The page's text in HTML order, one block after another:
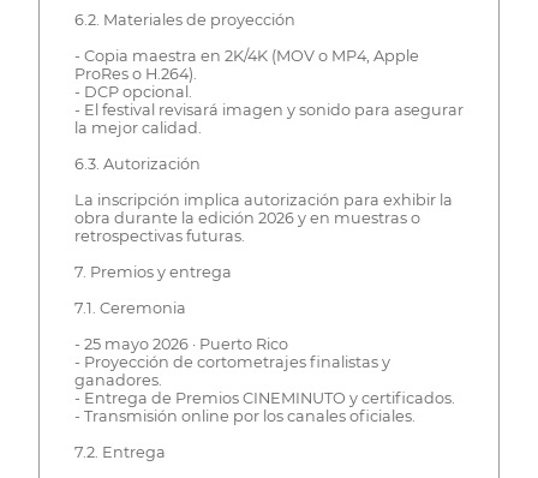
6.2. Materiales de proyección
- Copia maestra en 2K/4K (MOV o MP4, Apple
ProRes o H.264).
- DCP opcional.
- El festival revisará imagen y sonido para asegurar
la mejor calidad.
6.3. Autorización
La inscripción implica autorización para exhibir la
obra durante la edición 2026 y en muestras o
retrospectivas futuras.
7. Premios y entrega
7.1. Ceremonia
- 25 mayo 2026 · Puerto Rico
- Proyección de cortometrajes finalistas y
ganadores.
- Entrega de Premios CINEMINUTO y certificados.
- Transmisión online por los canales oficiales.
7.2. Entrega